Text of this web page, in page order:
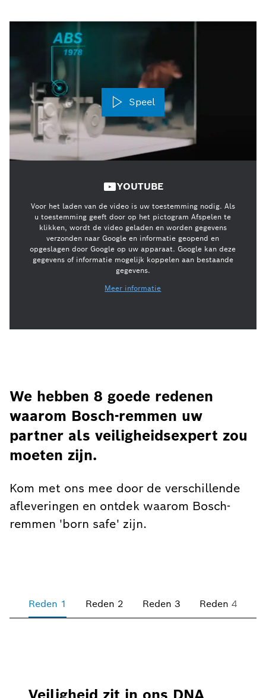
Speel
YOUTUBE
Voor het laden van de video is uw toestemming nodig. Als
u toestemming geeft door op het pictogram Afspelen te
klikken, wordt de video geladen en worden gegevens
verzonden naar Google en informatie geopend en
opgeslagen door Google op uw apparaat. Google kan deze
gegevens of informatie mogelijk koppelen aan bestaande
gegevens.
Meer informatie
We hebben 8 goede redenen
waarom Bosch-remmen uw
partner als veiligheidsexpert zou
moeten zijn.
Kom met ons mee door de verschillende
afleveringen en ontdek waarom Bosch-
remmen 'born safe' zijn.
Reden 1 Reden 2 Reden 3 Reden 4